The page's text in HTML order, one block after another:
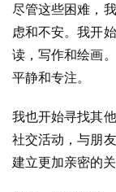
尽管这些困难，
虑和不安。我开
读，写作和绘画
平静和专注。
我也开始寻找其
社交活动，与朋
建立更加亲密的